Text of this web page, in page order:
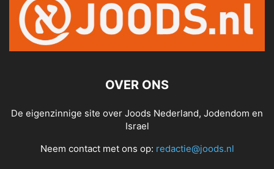
OVER ONS
De eigenzinnige site over Joods Nederland, Jodendom en
Israel
Neem contact met ons op: redactie@joods.nl